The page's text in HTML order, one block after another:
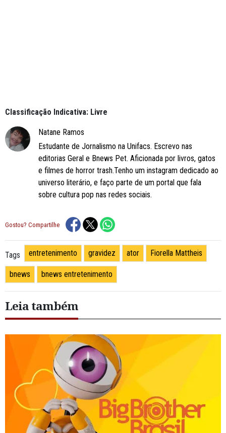
Classificação Indicativa: Livre
Natane Ramos
Estudante de Jornalismo na Unifacs. Escrevo nas
editorias Geral e Bnews Pet. Aficionada por livros, gatos
e filmes de horror trash.Tenho um instagram dedicado ao
universo literário, e faço parte de um portal que fala
sobre cultura pop nas redes sociais.
Gostou? Compartilhe
Tags entretenimento gravidez ator Fiorella Mattheis
bnews bnews entretenimento
Leia também